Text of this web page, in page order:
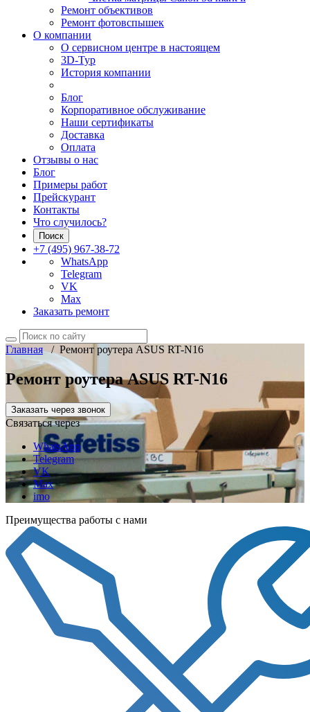
Ремонт объективов
Ремонт фотовспышек
О компании
О сервисном центре в настоящем
3D-Тур
История компании
Блог
Корпоративное обслуживание
Наши сертификаты
Доставка
Оплата
Отзывы о нас
Блог
Примеры работ
Прейскурант
Контакты
Что случилось?
Поиск
+7 (495) 967-38-72
WhatsApp
Telegram
VK
Max
Заказать ремонт
Главная/ Ремонт роутера ASUS RT-N16
Ремонт роутера ASUS RT-N16
Заказать через звонок
Связаться через
WhatsApp
Telegram
VK
Max
imo
Преимущества работы с нами